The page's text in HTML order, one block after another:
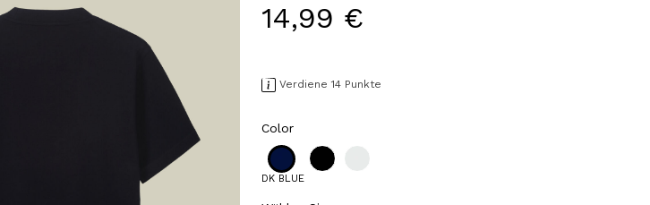
14,99 €
Verdiene 14 Punkte
Color
DK BLUE